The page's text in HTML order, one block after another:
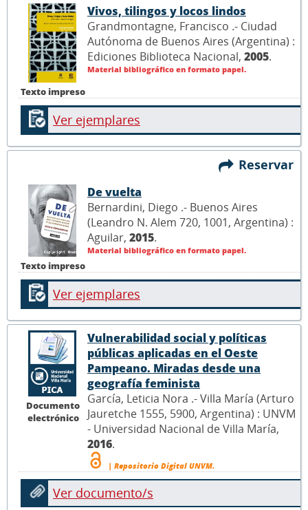
Texto impreso
Vivos, tilingos y locos lindos
Grandmontagne, Francisco .- Ciudad
Autónoma de Buenos Aires (Argentina) :
Ediciones Biblioteca Nacional, 2005.
Material bibliográfico en formato papel.
Ver ejemplares
Reservar
Texto impreso
De vuelta
Bernardini, Diego .- Buenos Aires
(Leandro N. Alem 720, 1001, Argentina) :
Aguilar, 2015.
Material bibliográfico en formato papel.
Ver ejemplares
Documento
electrónico
Vulnerabilidad social y políticas
públicas aplicadas en el Oeste
Pampeano. Miradas desde una
geografía feminista
García, Leticia Nora .- Villa María (Arturo
Jauretche 1555, 5900, Argentina) : UNVM
- Universidad Nacional de Villa María,
2016.
| Repositorio Digital UNVM.
Ver documento/s